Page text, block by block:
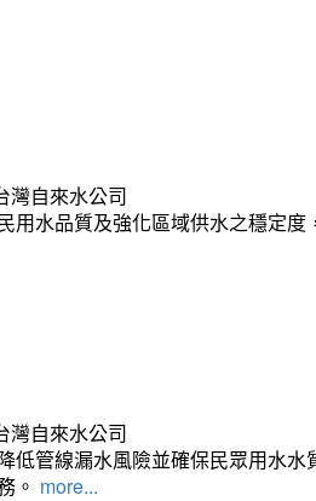
灣自來水公司
用水品質及強化區域供水之穩定
灣自來水公司
低管線漏水風險並確保民眾用水
。 more...